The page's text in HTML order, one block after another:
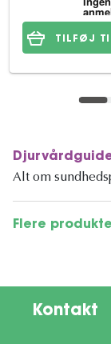
TILFØJ
Alt om
Flere
Kontakt